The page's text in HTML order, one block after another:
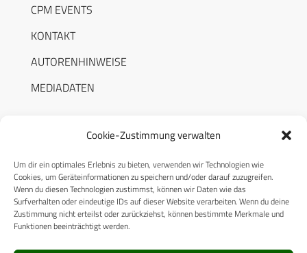
Cookie-Zustimmung verwalten
Um dir ein optimales Erlebnis zu bieten, verwenden wir Technologien wie
Cookies, um Geräteinformationen zu speichern und/oder darauf zuzugreifen.
Wenn du diesen Technologien zustimmst, können wir Daten wie das
Surfverhalten oder eindeutige IDs auf dieser Website verarbeiten. Wenn du deine
Zustimmung nicht erteilst oder zurückziehst, können bestimmte Merkmale und
Funktionen beeinträchtigt werden.
CPM EVENTS
KONTAKT
AUTORENHINWEISE
MEDIADATEN
RECHTLICHES
Datenschutzerklärung
Cookie-Richtlinie (EU)